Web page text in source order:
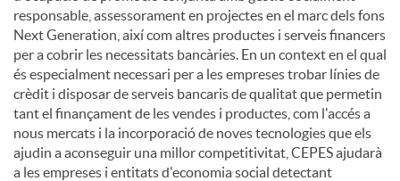
responsable, assessorament en projectes en el marc dels fons
Next Generation, així com altres productes i serveis financers
per a cobrir les necessitats bancàries. En un context en el qual
és especialment necessari per a les empreses trobar línies de
crèdit i disposar de serveis bancaris de qualitat que permetin
tant el finançament de les vendes i productes, com l'accés a
nous mercats i la incorporació de noves tecnologies que els
ajudin a aconseguir una millor competitivitat, CEPES ajudarà
a les empreses i entitats d'economia social detectant